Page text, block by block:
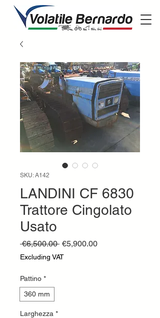
SKU: A142
LANDINI CF 6830
Trattore Cingolato
Usato
€6,500.00 Regular
Price
€5,900.00Sale
Excluding VAT
Pattino *
360 mm
Larghezza *